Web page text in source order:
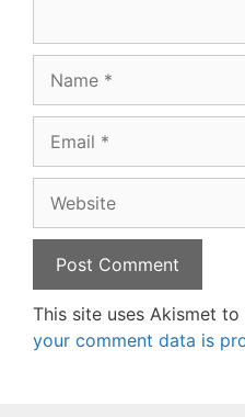
This site uses Akismet to
your comment data is